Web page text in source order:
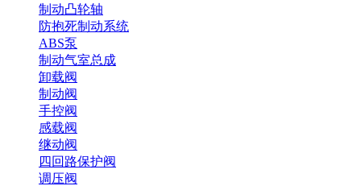
制动凸轮轴
防抱死制动系统
ABS泵
制动气室总成
卸载阀
制动阀
手控阀
感载阀
继动阀
四回路保护阀
调压阀